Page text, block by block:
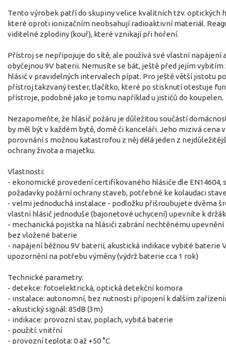
Tento výrobek patří do skupiny velice kvalitních tzv. optických
které oproti ionizačním neobsahují radioaktivní materiál.
viditelné zplodiny (kouř), které vznikají při hoření.
Přístroj se nepřipojuje do sítě, ale používá své vlastní napájení
obyčejnou 9V baterii. Nemusíte se bát, ještě před jejím vybitím
hlásič v pravidelných intervalech pípat. Pro ještě větší jistotu
přístroj takzvaný tester, tlačítko, které po stisknutí otestuje
přístroje, podobně jako je tomu například u jističů do koupelen.
Nezapomeňte, že hlásič požáru je důležitou součástí
by měl být v každém bytě, domě či kanceláři. Jeho mizivá cena v
porovnání s možnou katastrofou z něj dělá jeden z
ochrany života a majetku.
Vlastnosti:
- ekonomické provedení certifikovaného hlásiče dle EN14604,
požadavky požární ochrany staveb, potřebné ke kolaudaci
- velmi jednoduchá instalace - podložku přišroubujete dvěma
vlastní hlásič jednoduše (bajonetové uchycení) upevníte k
- mechanická pojistka na hlásiči zabrání nechtěnému upevnění
bez vložené baterie
- napájení běžnou 9V baterií, akustická indikace vybité baterie
upozornění na potřebu výměny (výdrž baterie cca 1 rok)
Technické parametry:
- detekce: fotoelektrická, optická detekční komora
- instalace: autonomní, bez nutnosti připojení k dalším
- akustický signál: 85dB (3m)
- indikace: provozní stav, poplach, vybitá baterie
- použití: vnitřní
- provozní teplota: 0 až +50 °C